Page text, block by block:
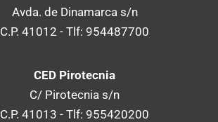
Avda. de Dinamarca s/n
C.P. 41012 - Tlf: 954487700
CED Pirotecnia
C/ Pirotecnia s/n
C.P. 41013 - Tlf: 955420200